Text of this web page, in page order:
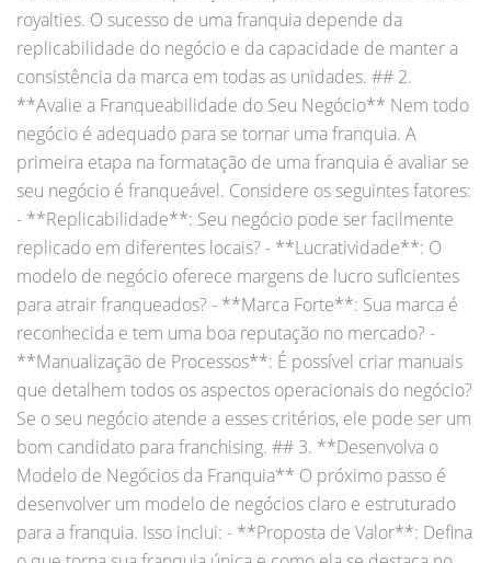
royalties. O sucesso de uma franquia depende da
replicabilidade do negócio e da capacidade de manter a
consistência da marca em todas as unidades. ## 2.
**Avalie a Franqueabilidade do Seu Negócio** Nem todo
negócio é adequado para se tornar uma franquia. A
primeira etapa na formatação de uma franquia é avaliar se
seu negócio é franqueável. Considere os seguintes fatores:
- **Replicabilidade**: Seu negócio pode ser facilmente
replicado em diferentes locais? - **Lucratividade**: O
modelo de negócio oferece margens de lucro suficientes
para atrair franqueados? - **Marca Forte**: Sua marca é
reconhecida e tem uma boa reputação no mercado? -
**Manualização de Processos**: É possível criar manuais
que detalhem todos os aspectos operacionais do negócio?
Se o seu negócio atende a esses critérios, ele pode ser um
bom candidato para franchising. ## 3. **Desenvolva o
Modelo de Negócios da Franquia** O próximo passo é
desenvolver um modelo de negócios claro e estruturado
para a franquia. Isso inclui: - **Proposta de Valor**: Defina